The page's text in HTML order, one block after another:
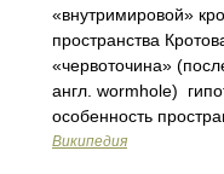
«внутримировой»
пространства
«червоточина»
англ. wormhole)
особенность
Википедия